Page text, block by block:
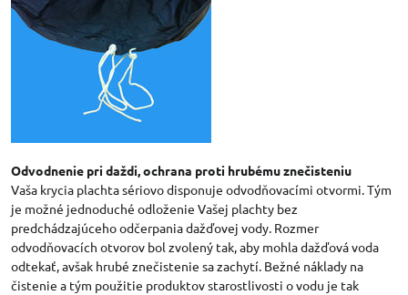
Odvodnenie pri daždi, ochrana proti hrubému znečisteniu
Vaša krycia plachta sériovo disponuje odvodňovacími otvormi. Tým
je možné jednoduché odloženie Vašej plachty bez
predchádzajúceho odčerpania dažďovej vody. Rozmer
odvodňovacích otvorov bol zvolený tak, aby mohla dažďová voda
odtekať, avšak hrubé znečistenie sa zachytí. Bežné náklady na
čistenie a tým použitie produktov starostlivosti o vodu je tak